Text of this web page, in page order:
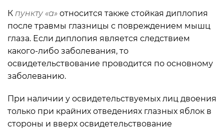
К пункту «а» относится также стойкая диплопия
после травмы глазницы с повреждением мышц
глаза. Если диплопия является следствием
какого-либо заболевания, то
освидетельствование проводится по основному
заболеванию.
При наличии у освидетельствуемых лиц двоения
только при крайних отведениях глазных яблок в
стороны и вверх освидетельствование